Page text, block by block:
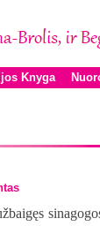
Knyga